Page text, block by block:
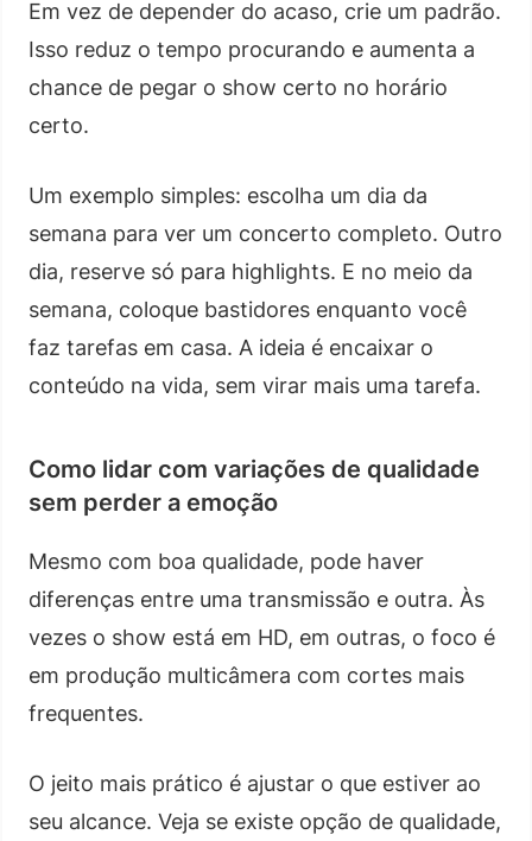
Em vez de depender do acaso, crie um padrão.
Isso reduz o tempo procurando e aumenta a
chance de pegar o show certo no horário
certo.
Um exemplo simples: escolha um dia da
semana para ver um concerto completo. Outro
dia, reserve só para highlights. E no meio da
semana, coloque bastidores enquanto você
faz tarefas em casa. A ideia é encaixar o
conteúdo na vida, sem virar mais uma tarefa.
Como lidar com variações de qualidade
sem perder a emoção
Mesmo com boa qualidade, pode haver
diferenças entre uma transmissão e outra. Às
vezes o show está em HD, em outras, o foco é
em produção multicâmera com cortes mais
frequentes.
O jeito mais prático é ajustar o que estiver ao
seu alcance. Veja se existe opção de qualidade,